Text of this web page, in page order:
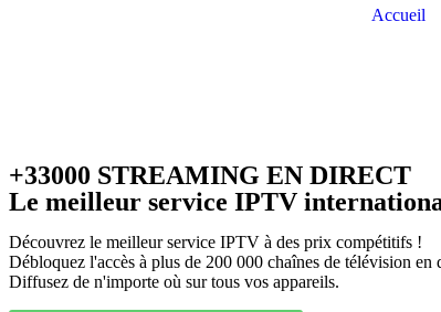
Accueil
+33000 STREAMING EN DIRECT
Le meilleur service IPTV
Découvrez le meilleur service IPTV à des prix compétitifs !
Débloquez l'accès à plus de 200 000 chaînes de télévision
Diffusez de n'importe où sur tous vos appareils.